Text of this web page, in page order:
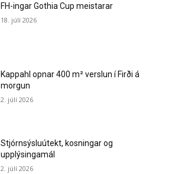
FH-ingar Gothia Cup meistarar
18. júlí 2026
Kappahl opnar 400 m² verslun í Firði á
morgun
2. júlí 2026
Stjórnsýsluútekt, kosningar og
upplýsingamál
2. júlí 2026